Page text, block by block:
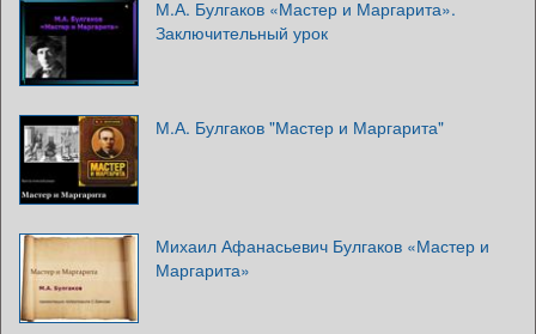
М.А. Булгаков «Мастер и Маргарита».
Заключительный урок
М.А. Булгаков "Мастер и Маргарита"
Михаил Афанасьевич Булгаков «Мастер и
Маргарита»